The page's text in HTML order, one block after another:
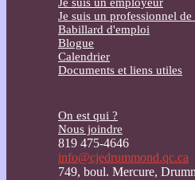
Je suis un professionnel
Babillard d'emploi
Blogue
Calendrier
Documents et liens utiles
On est qui ?
Nous joindre
819 475-4646
info@cjedrummond.qc.ca
749, boul. Mercure,